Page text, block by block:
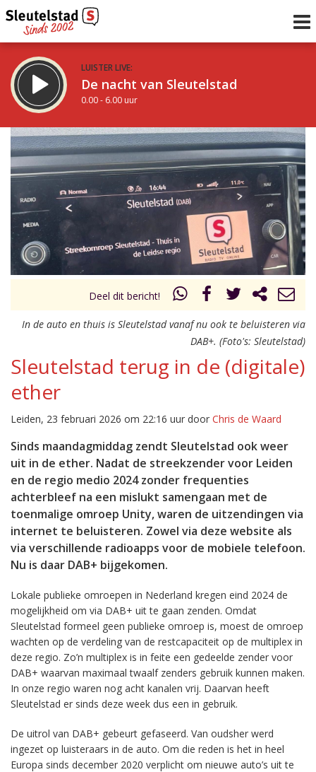
LUISTER LIVE:
De nacht van Sleutelstad
0.00 - 6.00 uur
STRAKS:
De ochtend van Sleutelstad
6.00 - 12.00 uur
Vorig uur
uur 1 van 0 Volgend uur
Deel dit bericht!
In de auto en thuis is Sleutelstad vanaf nu ook te beluisteren via
DAB+. (Foto's: Sleutelstad)
Sleutelstad terug in de (digitale)
ether
Leiden, 23 februari 2026 om 22:16 uur door Chris de Waard
Sinds maandagmiddag zendt Sleutelstad ook weer
uit in de ether. Nadat de streekzender voor Leiden
en de regio medio 2024 zonder frequenties
achterbleef na een mislukt samengaan met de
toenmalige omroep Unity, waren de uitzendingen via
internet te beluisteren. Zowel via deze website als
via verschillende radioapps voor de mobiele telefoon.
Nu is daar DAB+ bijgekomen.
Lokale publieke omroepen in Nederland kregen eind 2024 de
mogelijkheid om via DAB+ uit te gaan zenden. Omdat
Sleutelstad formeel geen publieke omroep is, moest de omroep
wachten op de verdeling van de restcapaciteit op de multiplex in
deze regio. Zo’n multiplex is in feite een gedeelde zender voor
DAB+ waarvan maximaal twaalf zenders gebruik kunnen maken.
In onze regio waren nog acht kanalen vrij. Daarvan heeft
Sleutelstad er sinds deze week dus een in gebruik.
De uitrol van DAB+ gebeurt gefaseerd. Van oudsher werd
ingezet op luisteraars in de auto. Om die reden is het in heel
Europa sinds december 2020 verplicht om nieuwe auto’s uit te